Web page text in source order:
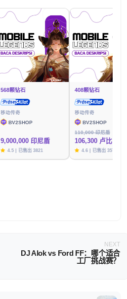
568颗钻石
移动传奇
BV2SHOP
9,000,000 印尼盾
4.5 | 已售出 3821
408颗钻石
移动传奇
BV2SHOP
110,000 印尼盾
106,300 卢比
4.6 | 已售出 3576
NEXT
DJ Alok vs Ford FF：哪个适合
工厂挑战赛？